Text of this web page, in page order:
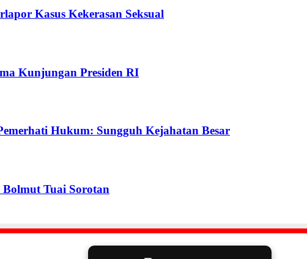
Kasus Kekerasan Seksual
Kunjungan Presiden RI
Hukum: Sungguh Kejahatan Besar
Tuai Sorotan